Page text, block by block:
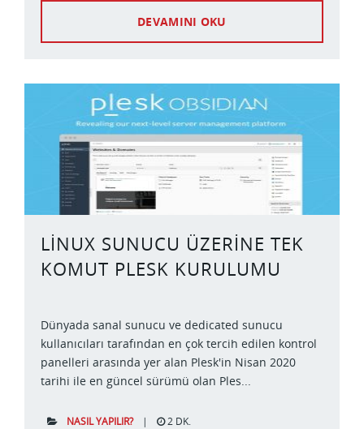
DEVAMINI OKU
LINUX SUNUCU ÜZERINE TEK
KOMUT PLESK KURULUMU
Dünyada sanal sunucu ve dedicated sunucu
kullanıcıları tarafından en çok tercih edilen kontrol
panelleri arasında yer alan Plesk'in Nisan 2020
tarihi ile en güncel sürümü olan Ples...
NASIL YAPILIR? | 2 DK.